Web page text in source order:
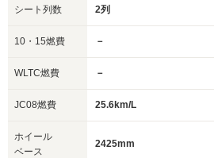
シート列数 2列
10・15燃費 －
WLTC燃費 －
JC08燃費 25.6km/L
ホイール
ベース
2425mm